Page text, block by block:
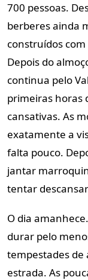
700 pessoas.
berberes ainda
construídos
Depois do
continua pelo
primeiras horas
cansativas. As
exatamente a
falta pouco.
jantar
tentar
O dia
durar pelo
tempestades de
estrada. As